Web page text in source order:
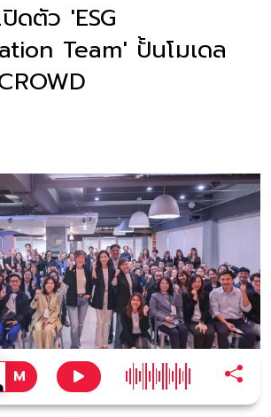
ดตัว 'ESG
Team' ปั้นโมเดล